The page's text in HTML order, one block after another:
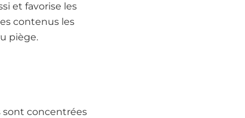
et favorise les
contenus les
piège.
sont concentrées